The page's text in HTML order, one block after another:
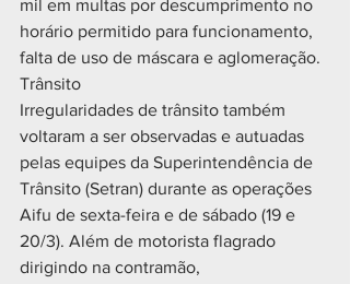
mil em multas por descumprimento no
horário permitido para funcionamento,
falta de uso de máscara e aglomeração.
Trânsito
Irregularidades de trânsito também
voltaram a ser observadas e autuadas
pelas equipes da Superintendência de
Trânsito (Setran) durante as operações
Aifu de sexta-feira e de sábado (19 e
20/3). Além de motorista flagrado
dirigindo na contramão,